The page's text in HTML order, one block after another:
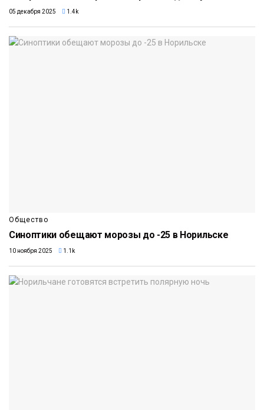
05 декабря 2025 1.4k
Общество
Синоптики обещают морозы до -25 в Норильске
10 ноября 2025 1.1k